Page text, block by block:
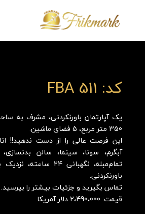
کد: FBA 511
350 متر مربع، 5 فضای ماشین.
این فرصت عالی را از دست ندهید!!
آبگرم، سونا، سینما، سالن
تمام‌مبله، نگهبانی 24
باورنکردنی.
تماس بگیرید و جزئیات بیشتر را بپرسید.
قیمت: 2،490،000 دلار آمریکا